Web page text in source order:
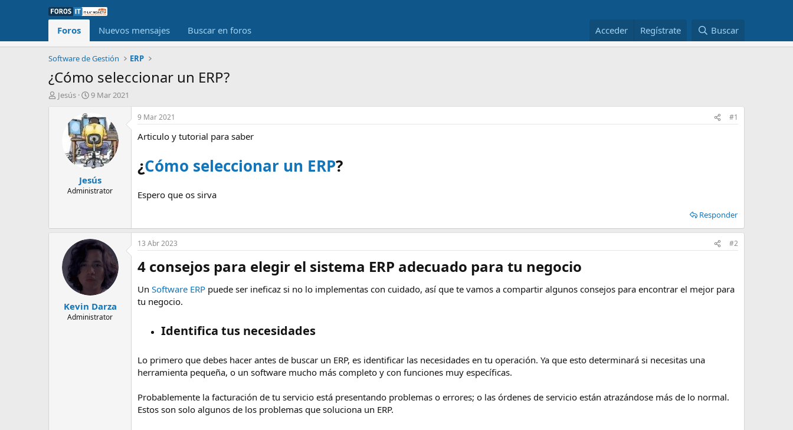
Foros Nuevos mensajes Buscar en foros Acceder Regístrate Buscar
Software de Gestión ERP
¿Cómo seleccionar un ERP?
I
e
Jesús
F
c
h
a
d
e
i
n
i
9 Mar 2021
Jesús
Administrator
9 Mar 2021 #1
Articulo y tutorial para saber
¿Cómo seleccionar un ERP?
Espero que os sirva
Responder
Kevin Darza
Administrator
13 Abr 2023 #2
4 consejos para elegir el sistema ERP adecuado para tu negocio​
Un Software ERP puede ser ineficaz si no lo implementas con cuidado, así que te vamos a compartir algunos consejos para encontrar el mejor para
tu negocio.
Identifica tus necesidades​
Lo primero que debes hacer antes de buscar un ERP, es identificar las necesidades en tu operación. Ya que esto determinará si necesitas una
herramienta pequeña, o un software mucho más completo y con funciones muy específicas.
Probablemente la facturación de tu servicio está presentando problemas o errores; o las órdenes de servicio están atrazándose más de lo normal.
Estos son solo algunos de los problemas que soluciona un ERP.